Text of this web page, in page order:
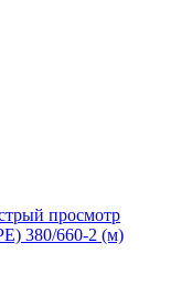
просмотр
380/660-2 (м)